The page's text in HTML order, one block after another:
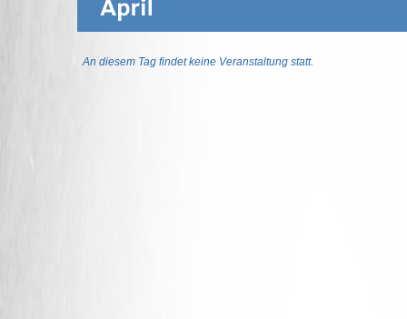
An diesem Tag findet keine Veranstaltung statt.